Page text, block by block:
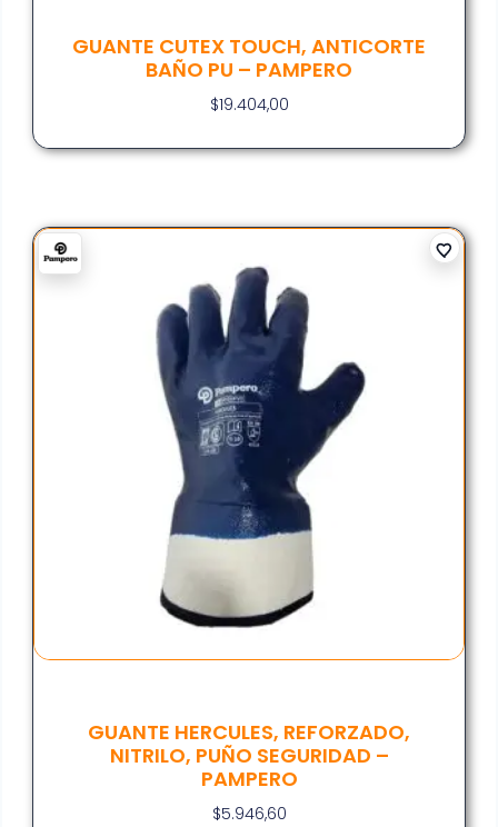
GUANTE CUTEX TOUCH, ANTICORTE
BAÑO PU – PAMPERO
$19.404,00
GUANTE HERCULES, REFORZADO,
NITRILO, PUÑO SEGURIDAD –
PAMPERO
$5.946,60